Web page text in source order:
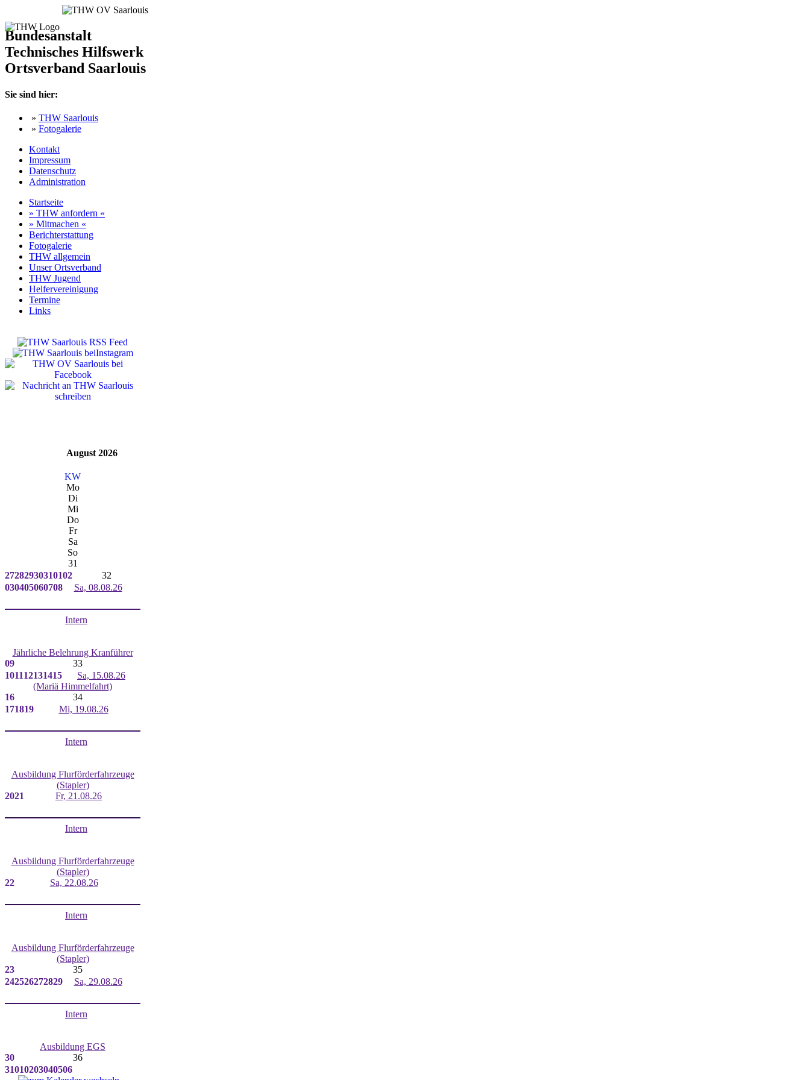
Bundesanstalt
Technisches Hilfswerk
Ortsverband Saarlouis
Sie sind hier:
» THW Saarlouis
» Fotogalerie
Kontakt
Impressum
Datenschutz
Administration
Startseite
» THW anfordern «
» Mitmachen «
Berichterstattung
Fotogalerie
THW allgemein
Unser Ortsverband
THW Jugend
Helfervereinigung
Termine
Links
August 2026
KW
Mo
Di
Mi
Do
Fr
Sa
So
31
27282930310102
32
030405060708 Sa, 08.08.26
Intern
Jährliche Belehrung Kranführer
09
33
101112131415
Sa, 15.08.26
(Mariä Himmelfahrt)
16
34
171819 Mi, 19.08.26
Intern
Ausbildung Flurförderfahrzeuge
(Stapler)
2021 Fr, 21.08.26
Intern
Ausbildung Flurförderfahrzeuge
(Stapler)
22
Sa, 22.08.26
Intern
Ausbildung Flurförderfahrzeuge
(Stapler)
23
35
242526272829 Sa, 29.08.26
Intern
Ausbildung EGS
30
36
31010203040506